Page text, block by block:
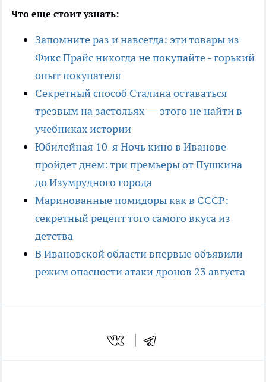
Что еще стоит узнать:
Запомните раз и навсегда: эти товары из
Фикс Прайс никогда не покупайте - горький
опыт покупателя
Секретный способ Сталина оставаться
трезвым на застольях — этого не найти в
учебниках истории
Юбилейная 10-я Ночь кино в Иванове
пройдет днем: три премьеры от Пушкина
до Изумрудного города
Маринованные помидоры как в СССР:
секретный рецепт того самого вкуса из
детства
В Ивановской области впервые объявили
режим опасности атаки дронов 23 августа